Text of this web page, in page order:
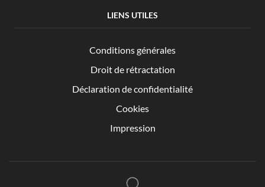
LIENS UTILES
Conditions générales
Droit de rétractation
Déclaration de confidentialité
Cookies
Impression